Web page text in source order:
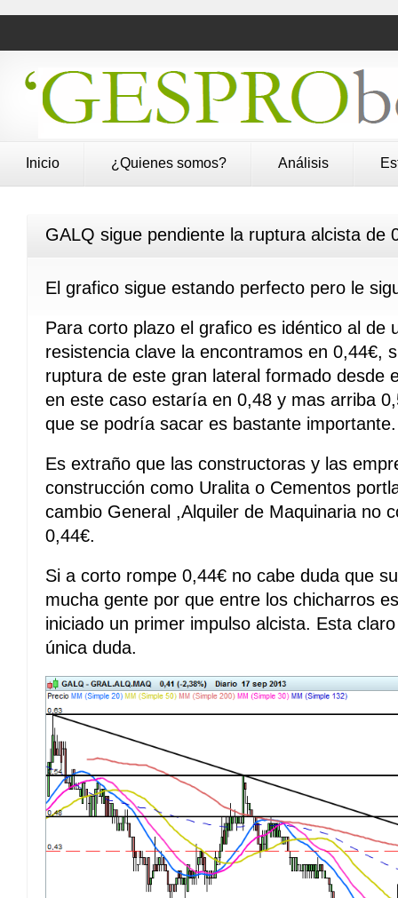
Inicio ¿Quienes somos? Análisis
GALQ sigue pendiente la ruptura alcista de
El grafico sigue estando perfecto pero le
Para corto plazo el grafico es idéntico al de
resistencia clave la encontramos en 0,44€,
ruptura de este gran lateral formado desde
en este caso estaría en 0,48 y mas arriba
que se podría sacar es bastante importante.
Es extraño que las constructoras y las
construcción como Uralita o Cementos
cambio General ,Alquiler de Maquinaria no
0,44€.
Si a corto rompe 0,44€ no cabe duda que
mucha gente por que entre los chicharros
iniciado un primer impulso alcista. Esta
única duda.